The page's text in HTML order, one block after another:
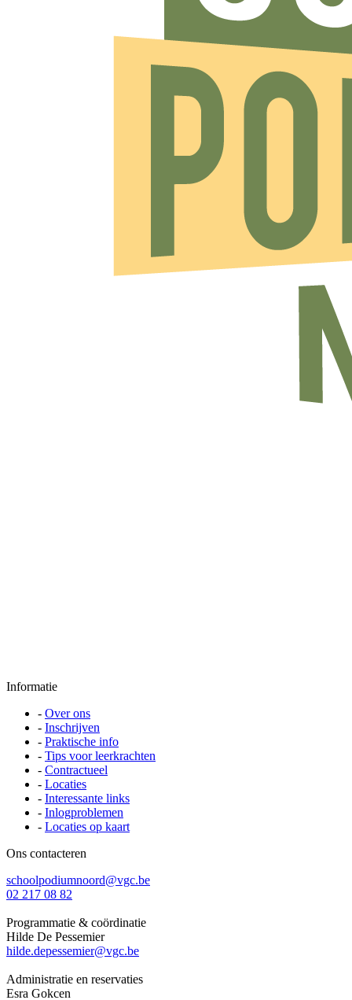
Informatie
- Over ons
- Inschrijven
- Praktische info
- Tips voor leerkrachten
- Contractueel
- Locaties
- Interessante links
- Inlogproblemen
- Locaties op kaart
Ons contacteren
schoolpodiumnoord@vgc.be
02 217 08 82
Programmatie & coördinatie
Hilde De Pessemier
hilde.depessemier@vgc.be
Administratie en reservaties
Esra Gokcen